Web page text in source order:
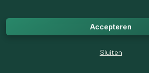
Accepteren
Sluiten